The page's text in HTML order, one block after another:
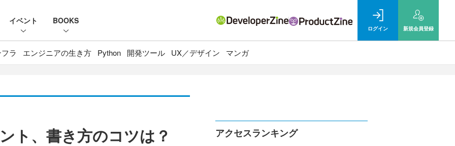
イベント BOOKS
ログイン 新規会員登録
ラ エンジニアの生き方 Python 開発ツール UX／デザイン マンガ
ト、書き方のコツは？
アクセスランキング